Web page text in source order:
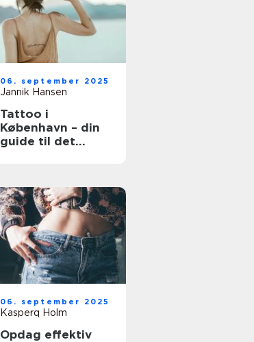
06. september 2025
Jannik Hansen
Tattoo i
København – din
guide til det
06. september 2025
Kasperq Holm
Opdag effektiv